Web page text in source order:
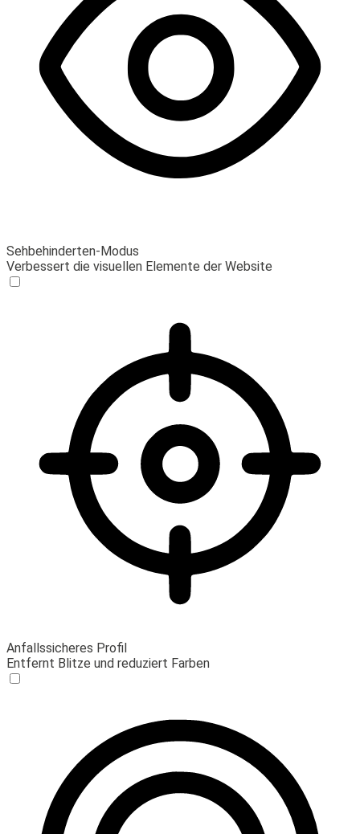
Sehbehinderten-Modus
Verbessert die visuellen Elemente der Website
Anfallssicheres Profil
Entfernt Blitze und reduziert Farben